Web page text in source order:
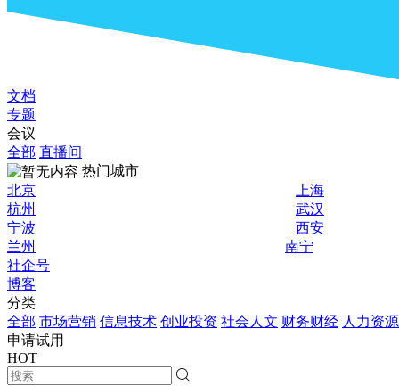
文档
专题
会议
全部 直播间
热门城市
北京
上海
杭州
武汉
宁波
西安
兰州
南宁
社企号
博客
分类
全部 市场营销 信息技术 创业投资 社会人文 财务财经 人力资源
申请试用
HOT